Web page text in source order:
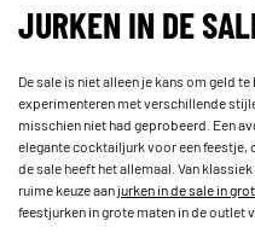
JURKEN IN DE
De sale is niet alleen je kans om geld
experimenteren met verschillende
misschien niet had geprobeerd. Een
elegante cocktailjurk voor een
de sale heeft het allemaal. Van
ruime keuze aanjurken in de sale in
feestjurken in grote maten in de outlet